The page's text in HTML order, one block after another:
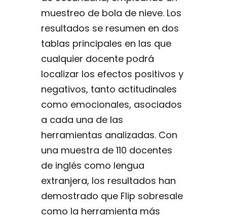
muestreo de bola de nieve. Los
resultados se resumen en dos
tablas principales en las que
cualquier docente podrá
localizar los efectos positivos y
negativos, tanto actitudinales
como emocionales, asociados
a cada una de las
herramientas analizadas. Con
una muestra de 110 docentes
de inglés como lengua
extranjera, los resultados han
demostrado que Flip sobresale
como la herramienta más